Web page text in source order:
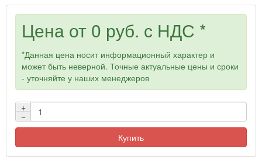
Цена от 0 руб. с НДС *
*Данная цена носит информационный характер и
может быть неверной. Точные актуальные цены и сроки
- уточняйте у наших менеджеров
+
−
Купить